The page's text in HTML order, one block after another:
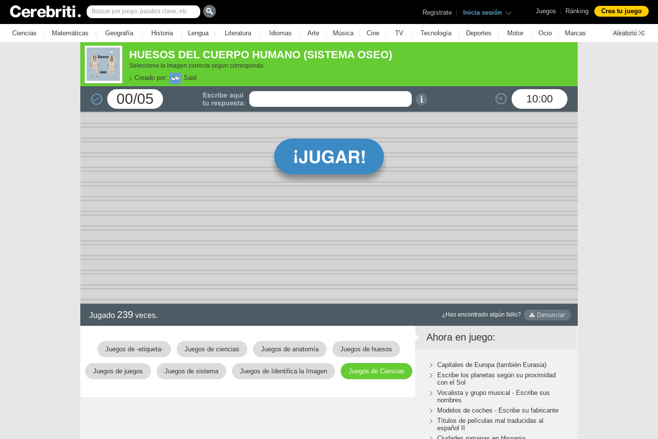
Juegos | Ránking Crea tu juego
Regístrate | Inicia sesión
Ciencias | Matemáticas | Geografía | Historia | Lengua | Literatura | Idiomas | Arte | Música | Cine | TV | Tecnología | Deportes | Motor | Ocio | Marcas
HUESOS DEL CUERPO HUMANO (SISTEMA OSEO)
Seleccione la imagen correcta segun corresponda
Creado por: Said
00/05 10:00
Jugado 239 veces. ¿Has encontrado algún fallo?
Juegos de -etiqueta- Juegos de ciencias Juegos de anatomía Juegos de huesos
Juegos de juegos Juegos de sistema Juegos de Identifica la Imagen Juegos de Ciencias
Ahora en juego:
Capitales de Europa (también Eurasia)
Escribe los planetas según su proximidad
con el Sol
Vocalista y grupo musical - Escribe sus
nombres
Modelos de coches - Escribe su fabricante
Títulos de películas mal traducidas al
español II